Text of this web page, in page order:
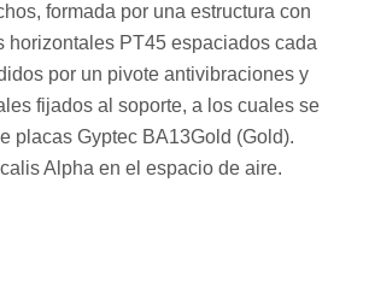
formada por una estructura con
horizontales PT45 espaciados cada
por un pivote antivibraciones y
fijados al soporte, a los cuales se
placas Gyptec BA13Gold (Gold).
Alpha en el espacio de aire.